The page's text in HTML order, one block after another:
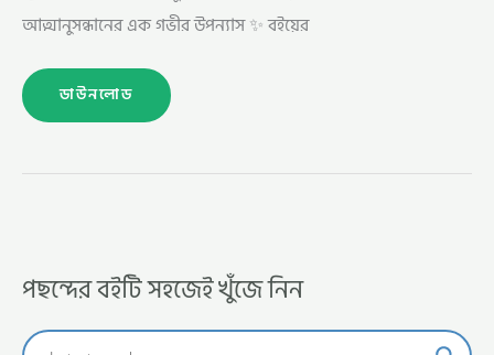
আত্মানুসন্ধানের এক গভীর উপন্যাস ✨ বইয়ের
ডাউনলোড
পছন্দের বইটি সহজেই খুঁজে নিন